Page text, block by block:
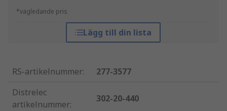
*vägledande pris
Lägg till din lista
RS-artikelnummer:
277-3577
Distrelec
artikelnummer:
302-20-440